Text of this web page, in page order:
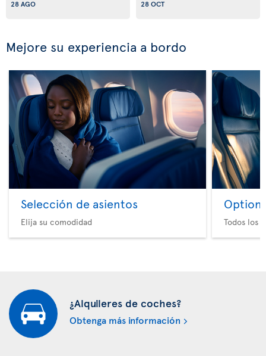
28 AGO
28 OCT
Mejore su experiencia a bordo
Selección de asientos
Elija su comodidad
Option
Todos los
¿Alquileres de coches?
Obtenga más información